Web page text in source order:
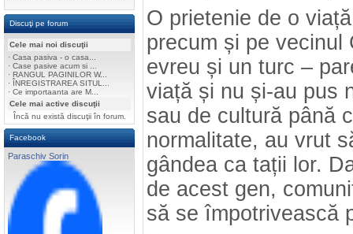
Discuţi pe forum
Cele mai noi discuţii
· Casa pasiva - o casa...
· Case pasive acum si ...
· RANGUL PAGINILOR W...
· ÎNREGISTRAREA SITUL...
· Ce importaanta are M...
Cele mai active discuţii
Încă nu există discuţii în forum.
Facebook
Paraschiv Sorin
O prietenie de o
precum și pe vecinul
evreu și un turc –
viață și nu și-au pus
sau de cultură până
normalitate, au vrut
gândea ca tații lor.
de acest gen,
să se împotrivească